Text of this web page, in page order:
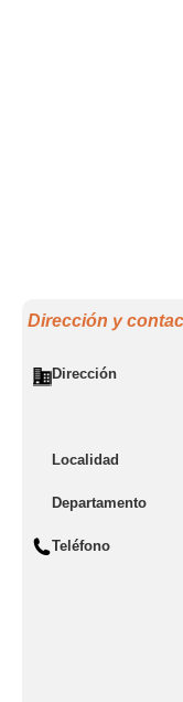
Dirección y
Dirección
Localidad
Departamento
Teléfono